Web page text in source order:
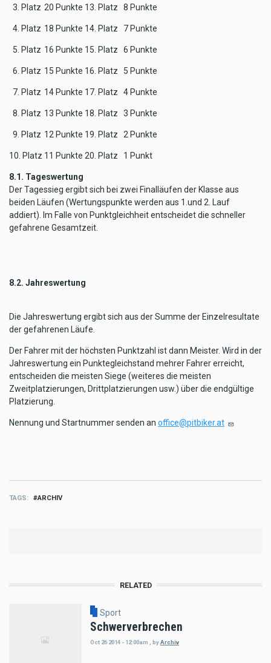
3. Platz 20 Punkte 13. Platz 8 Punkte
4. Platz 18 Punkte 14. Platz 7 Punkte
5. Platz 16 Punkte 15. Platz 6 Punkte
6. Platz 15 Punkte 16. Platz 5 Punkte
7. Platz 14 Punkte 17. Platz 4 Punkte
8. Platz 13 Punkte 18. Platz 3 Punkte
9. Platz 12 Punkte 19. Platz 2 Punkte
10. Platz 11 Punkte 20. Platz 1 Punkt
8.1. Tageswertung
Der Tagessieg ergibt sich bei zwei Finalläufen der Klasse aus
beiden Läufen (Wertungspunkte werden aus 1.und 2. Lauf
addiert). Im Falle von Punktgleichheit entscheidet die schneller
gefahrene Gesamtzeit.
8.2. Jahreswertung
Die Jahreswertung ergibt sich aus der Summe der Einzelresultate
der gefahrenen Läufe.
Der Fahrer mit der höchsten Punktzahl ist dann Meister. Wird in der
Jahreswertung ein Punktegleichstand mehrer Fahrer erreicht,
entscheiden die meisten Siege (weiteres die meisten
Zweitplatzierungen, Drittplatzierungen usw.) über die endgültige
Platzierung.
Nennung und Startnummer senden an office@pitbiker.at
TAGS ARCHIV
RELATED
Sport
Schwerverbrechen
Oct 26 2014 - 12:00am byArchiv